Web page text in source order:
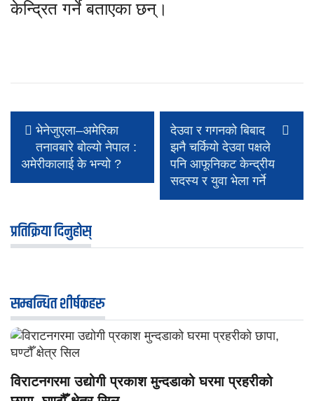
केन्द्रित गर्ने बताएका छन्।
भेनेजुएला–अमेरिका
तनावबारे बोल्यो नेपाल :
अमेरीकालाई के भन्यो ?
देउवा र गगनको बिबाद
झनै चर्कियो देउवा पक्षले
पनि आफूनिकट केन्द्रीय
सदस्य र युवा भेला गर्ने
प्रतिक्रिया दिनुहोस्
सम्बन्धित शीर्षकहरु
विराटनगरमा उद्योगी प्रकाश मुन्दडाको घरमा प्रहरीको